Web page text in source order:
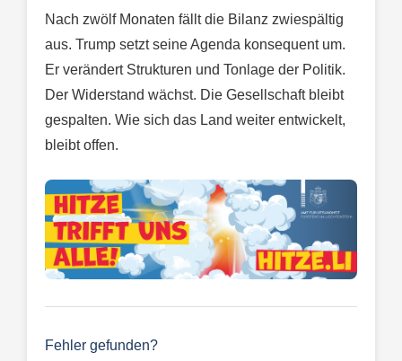
Nach zwölf Monaten fällt die Bilanz zwiespältig
aus. Trump setzt seine Agenda konsequent um.
Er verändert Strukturen und Tonlage der Politik.
Der Widerstand wächst. Die Gesellschaft bleibt
gespalten. Wie sich das Land weiter entwickelt,
bleibt offen.
Fehler gefunden?